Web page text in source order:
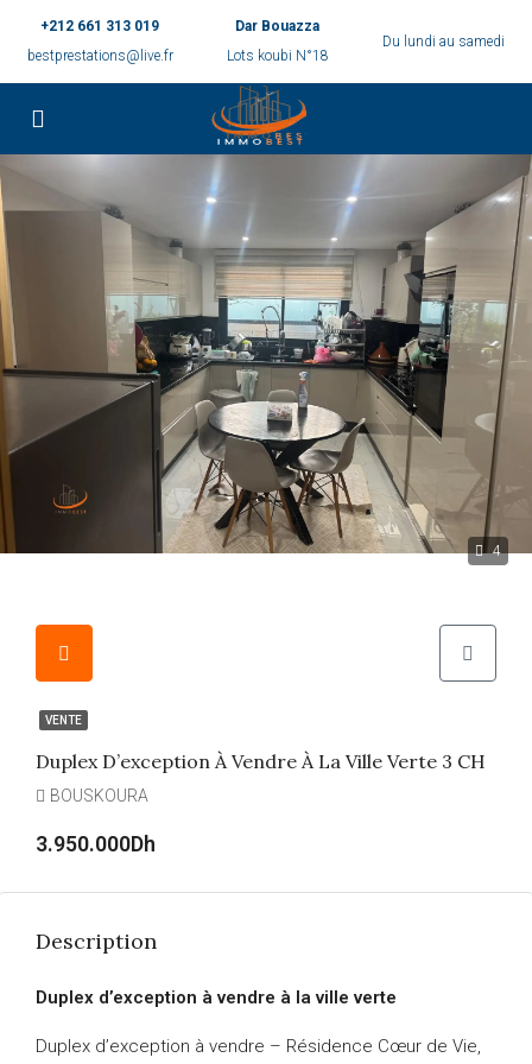
+212 661 313 019
bestprestations@live.fr
Dar Bouazza
Lots koubi N°18
Du lundi au samedi
4
VENTE
Duplex D’exception À Vendre À La Ville Verte 3 CH
BOUSKOURA
3.950.000Dh
Description
Duplex d’exception à vendre à la ville verte
Duplex d’exception à vendre – Résidence Cœur de Vie,